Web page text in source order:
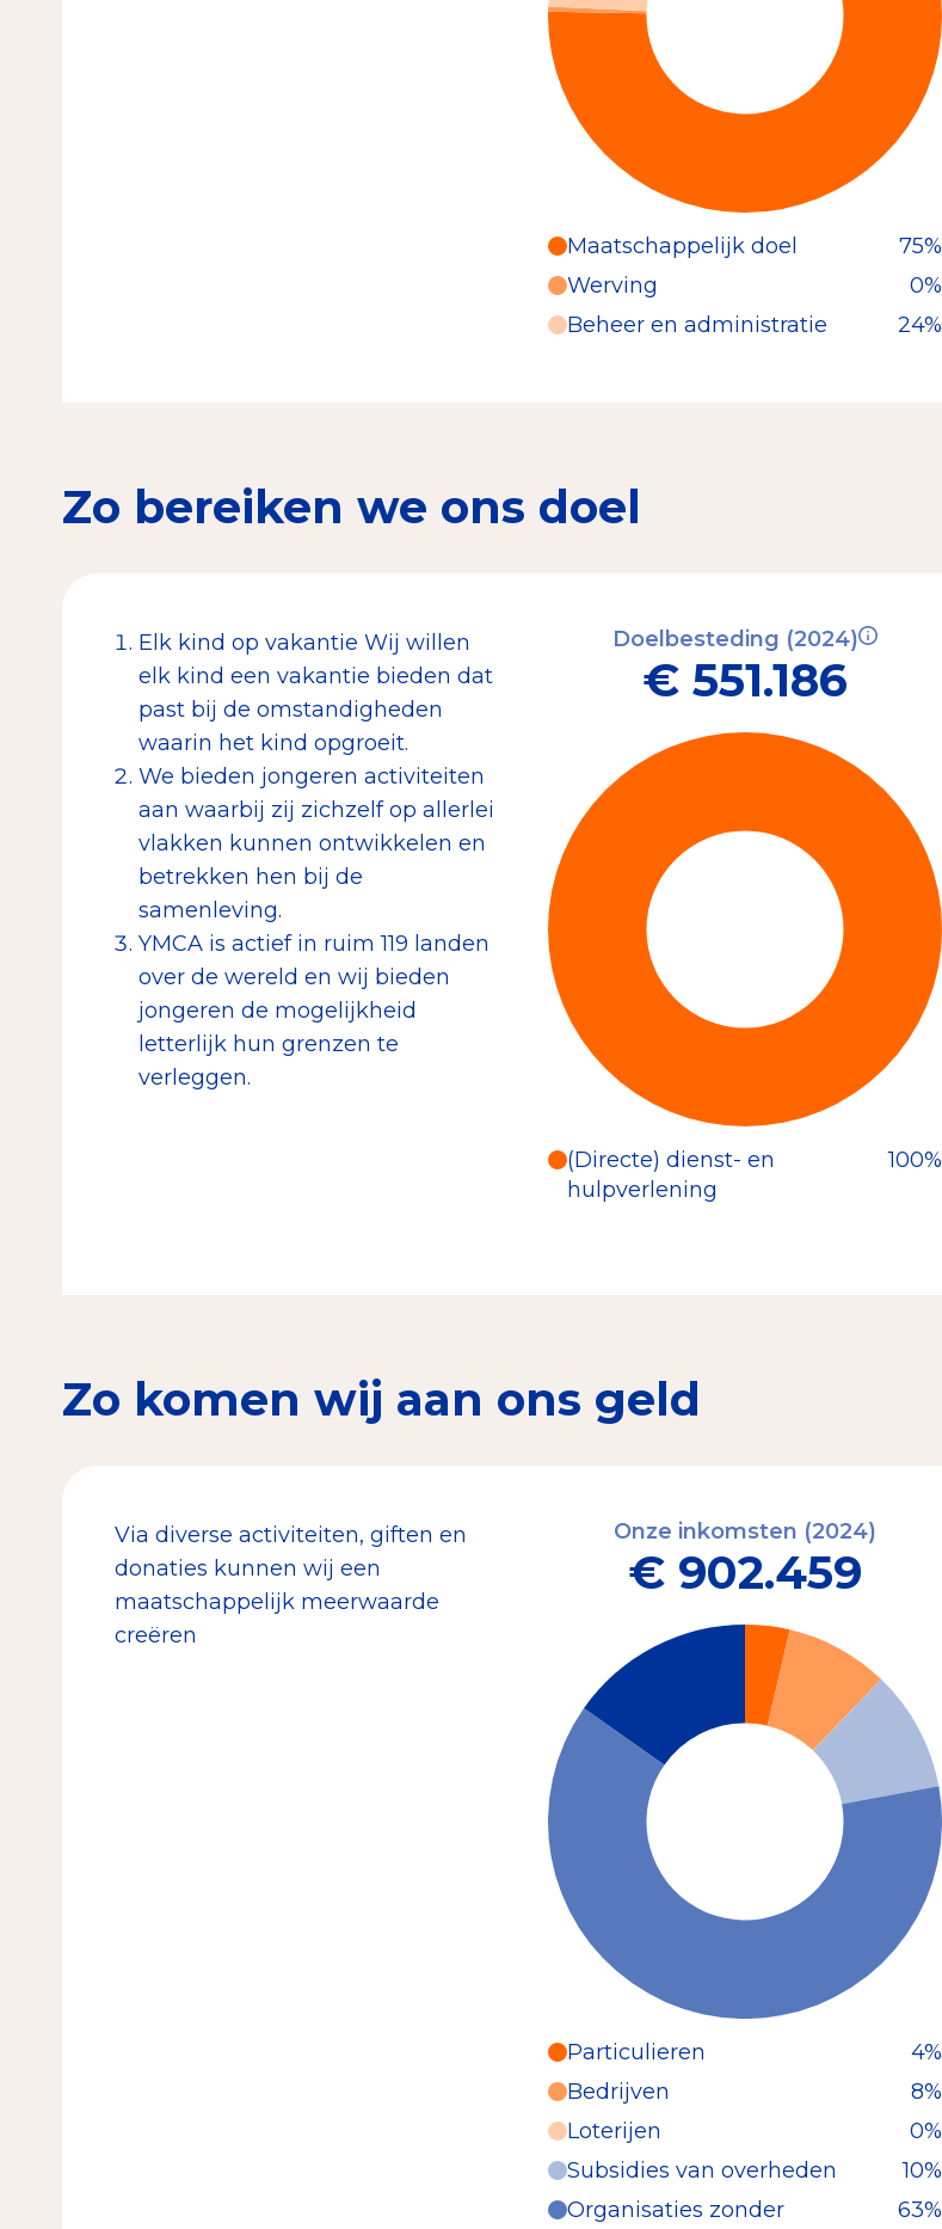
Maatschappelijk doel
75%
Werving
0%
Beheer en administratie
24%
Zo bereiken we ons doel
Doelbesteding (2024)
€ 551.186
(Directe) dienst- en
hulpverlening
100%
Elk kind op vakantie Wij willen
elk kind een vakantie bieden dat
past bij de omstandigheden
waarin het kind opgroeit.
We bieden jongeren activiteiten
aan waarbij zij zichzelf op allerlei
vlakken kunnen ontwikkelen en
betrekken hen bij de
samenleving.
YMCA is actief in ruim 119 landen
over de wereld en wij bieden
jongeren de mogelijkheid
letterlijk hun grenzen te
verleggen.
Zo komen wij aan ons geld
Onze inkomsten (2024)
€ 902.459
Particulieren (4%)
Deze inkomsten zijn als volgt
onderverdeeld:
Particulieren
4%
Bedrijven
8%
Loterijen
0%
Subsidies van overheden
10%
Organisaties zonder
63%
Via diverse activiteiten, giften en
donaties kunnen wij een
maatschappelijk meerwaarde
creëren